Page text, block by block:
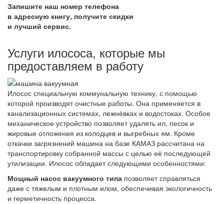
Запишите наш номер телефона
в адресную книгу, получите скидки
и лучший сервис.
Услуги илососа, которые мы
предоставляем в работу
Илосос специальную коммунальную технику, с помощью
которой производят очистные работы. Она применяется в
канализационных системах, лежнёвках и водостоках. Особое
механическое устройство позволяет удалять ил, песок и
жировые отложения из колодцев и выгребных ям. Кроме
откачки загрязнений машина на базе КАМАЗ рассчитана на
транспортировку собранной массы с целью её последующей
утилизации. Илосос обладает следующими особенностями:
Мощный насос вакуумного типа позволяет справляться
даже с тяжелым и плотным илом, обеспечивая экологичность
и герметичность процесса.